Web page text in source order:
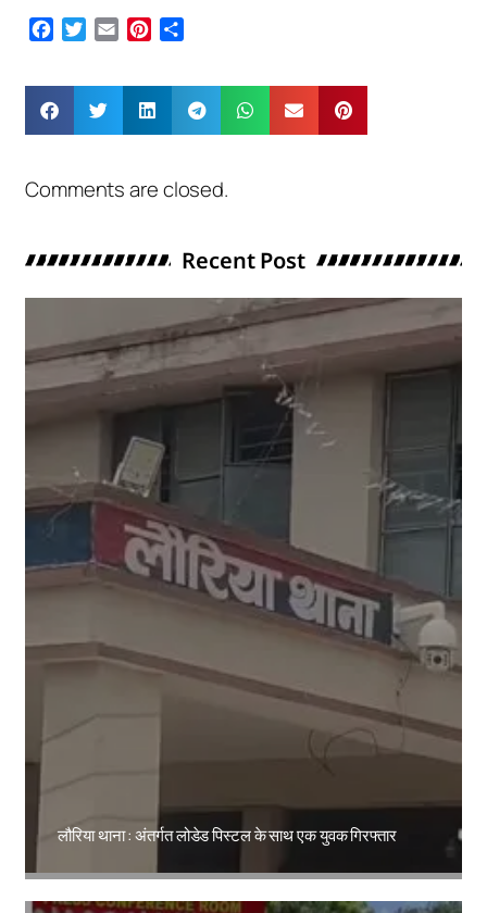
Facebook
Twitter
Email Pinterest
Comments are closed.
Recent Post
लौरिया थाना : अंतर्गत लोडेड पिस्टल के साथ एक युवक गिरफ्तार